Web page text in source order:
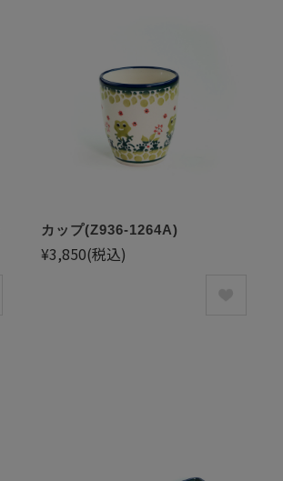
カップ(Z936-1264A)
¥3,850(税込)